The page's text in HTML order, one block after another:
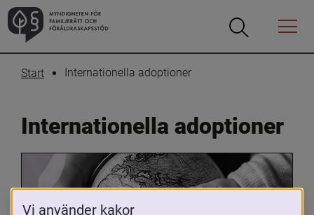
Öppna
Öppna
Menyn
Start Internationella adoptioner
Internationella adoptioner
Vi använder kakor